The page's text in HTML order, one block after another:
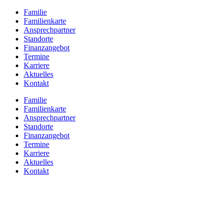
Zum
Inhalt
springen
Familie
Familienkarte
Ansprechpartner
Standorte
Finanzangebot
Termine
Karriere
Aktuelles
Kontakt
Familie
Familienkarte
Ansprechpartner
Standorte
Finanzangebot
Termine
Karriere
Aktuelles
Kontakt